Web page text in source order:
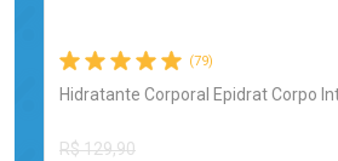
(79)
Hidratante Corporal Epidrat Corpo
R$ 129,90